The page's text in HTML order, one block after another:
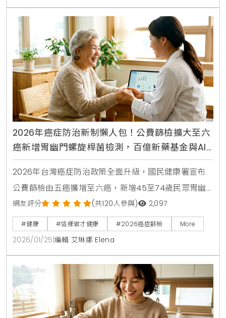
2026年癌症防治新制懶人包！公費篩檢擴大至六
癌新增胃幽門螺旋桿菌檢測，百億新藥基金與AI
技術到位，守護全家人健康
2026年台灣癌症防治政策全面升級，國民健康署宣布
公費篩檢由五癌擴增至六癌，新增45至74歲民眾胃幽
門螺旋桿菌檢測。政府同時投入百億癌症新藥基金，導
入AI精準醫療技術提升篩檢品質，並針對肺癌、乳癌等
高發癌症提供更完善照護。
網友評分 (共120人參與) 2,097
#健康 #這樣做才健康 #2026癌症篩檢 More
2026/01/25 編輯 艾琳娜 Elena